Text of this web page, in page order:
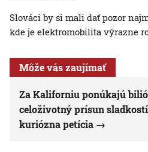
Slováci by si mali dať pozor
kde je elektromobilita výrazne
Môže vás zaujímať
Za Kaliforniu ponúkajú
celoživotný prísun
kuriózna petícia